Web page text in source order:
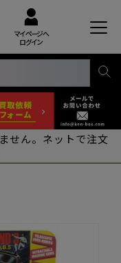
マイページへ
ログイン
せん。ネットで注文